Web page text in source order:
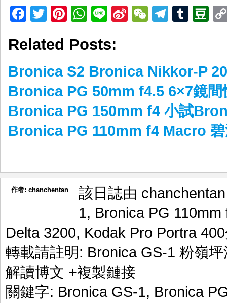
Facebook
TwitterPinterest
WhatsApp
LineSinaWeChat
Related Posts:
Bronica S2 Bronica Nikkor-P
Bronica PG 50mm f4.5 6×7鏡間
Bronica PG 150mm f4 小試
Bronica PG 110mm f4 Macro
作者: chanchentan
該日誌由
1, Bronica PG 110mm
Delta 3200, Kodak Pro Portra 400
轉載請註明: Bronica GS-1 粉嶺
解讀博文 +複製鏈接
關鍵字: Bronica GS-1, Bronica